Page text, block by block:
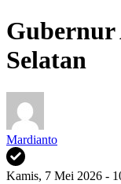
Gubernur
Selatan
Mardianto
Kamis, 7 Mei 2026 -